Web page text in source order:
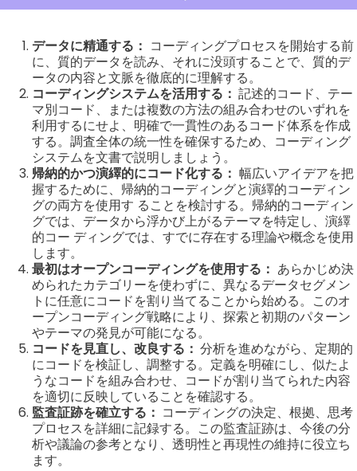
データに精通する： コーディングプロセスを開始する前
に、質的データを読み、それに没頭することで、質的デ
ータの内容と文脈を徹底的に理解する。
コーディングシステムを活用する： 記述的コード、テー
マ別コード、または複数の方法の組み合わせのいずれを
利用するにせよ、明確で一貫性のあるコード体系を作成
する。調査全体の統一性を確保するため、コーディング
システムを文書で説明しましょう。
帰納的かつ演繹的にコード化する： 幅広いアイデアを把
握するために、帰納的コーディングと演繹的コーディン
グの両方を使用す ることを検討する。帰納的コーディン
グでは、データから浮かび上がるテーマを特定し、演繹
的コー ディングでは、すでに存在する理論や概念を使用
します。
最初はオープンコーディングを使用する： あらかじめ決
められたカテゴリーを使わずに、異なるデータセグメン
トに任意にコードを割り当てることから始める。このオ
ープンコーディング戦略により、探索と初期のパターン
やテーマの発見が可能になる。
コードを見直し、改良する： 分析を進めながら、定期的
にコードを検証し、調整する。定義を明確にし、似たよ
うなコードを組み合わせ、コードが割り当てられた内容
を適切に反映していることを確認する。
監査証跡を確立する： コーディングの決定、根拠、思考
プロセスを詳細に記録する。この監査証跡は、今後の分
析や議論の参考となり、透明性と再現性の維持に役立ち
ます。